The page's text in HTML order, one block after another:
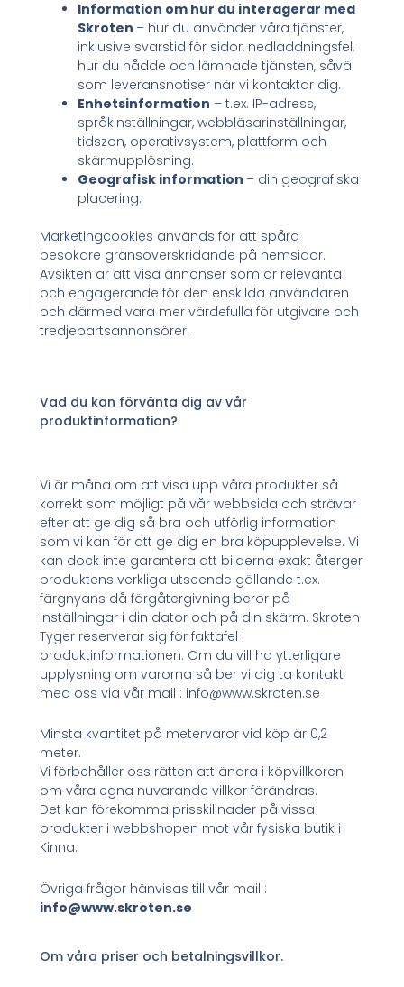
Information om hur du interagerar med
Skroten – hur du använder våra tjänster,
inklusive svarstid för sidor, nedladdningsfel,
hur du nådde och lämnade tjänsten, såväl
som leveransnotiser när vi kontaktar dig.
Enhetsinformation – t.ex. IP-adress,
språkinställningar, webbläsarinställningar,
tidszon, operativsystem, plattform och
skärmupplösning.
Geografisk information – din geografiska
placering.
Marketingcookies används för att spåra
besökare gränsöverskridande på hemsidor.
Avsikten är att visa annonser som är relevanta
och engagerande för den enskilda användaren
och därmed vara mer värdefulla för utgivare och
tredjepartsannonsörer.
Vad du kan förvänta dig av vår
produktinformation?
Vi är måna om att visa upp våra produkter så
korrekt som möjligt på vår webbsida och strävar
efter att ge dig så bra och utförlig information
som vi kan för att ge dig en bra köpupplevelse. Vi
kan dock inte garantera att bilderna exakt återger
produktens verkliga utseende gällande t.ex.
färgnyans då färgåtergivning beror på
inställningar i din dator och på din skärm. Skroten
Tyger reserverar sig för faktafel i
produktinformationen. Om du vill ha ytterligare
upplysning om varorna så ber vi dig ta kontakt
med oss via vår mail : info@www.skroten.se
Minsta kvantitet på metervaror vid köp är 0,2
meter.
Vi förbehåller oss rätten att ändra i köpvillkoren
om våra egna nuvarande villkor förändras.
Det kan förekomma prisskillnader på vissa
produkter i webbshopen mot vår fysiska butik i
Kinna.
Övriga frågor hänvisas till vår mail :
info@www.skroten.se
Om våra priser och betalningsvillkor.